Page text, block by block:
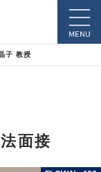
子 教授
面接